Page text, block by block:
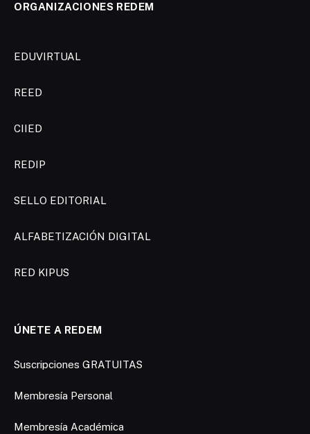
ORGANIZACIONES REDEM
EDUVIRTUAL
REED
CIIED
REDIP
SELLO EDITORIAL
ALFABETIZACIÓN DIGITAL
RED KIPUS
ÚNETE A REDEM
Suscripciones GRATUITAS
Membresía Personal
Membresía Académica